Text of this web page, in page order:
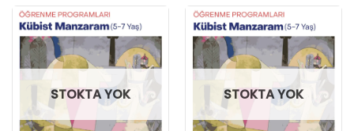
STOKTA YOK STOKTA YOK